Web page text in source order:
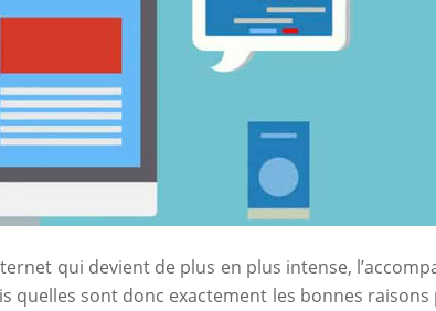
qui devient de plus en plus intense,
quelles sont donc exactement les bonnes